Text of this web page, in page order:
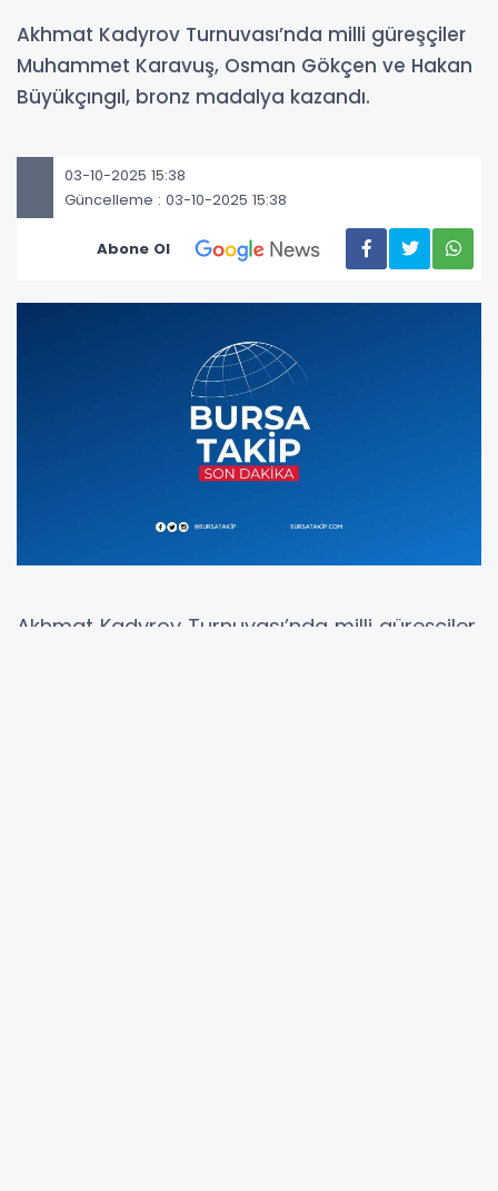
Akhmat Kadyrov Turnuvası’nda milli güreşçiler
Muhammet Karavuş, Osman Gökçen ve Hakan
Büyükçıngıl, bronz madalya kazandı.
03-10-2025 15:38
Güncelleme : 03-10-2025 15:38
Abone Ol
Akhmat Kadyrov Turnuvası’nda milli güreşçiler